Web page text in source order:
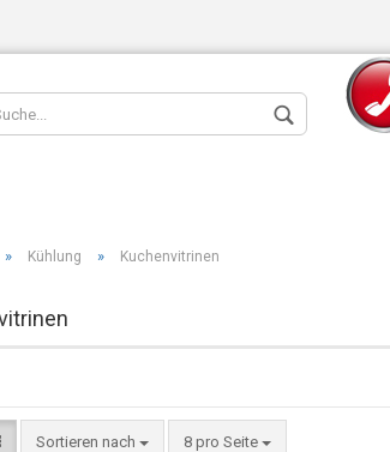
» Kühlung » Kuchenvitrinen
Sortieren nach 8 pro Seite